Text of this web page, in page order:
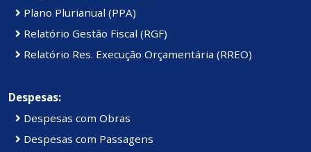
Plano Plurianual (PPA)
Relatório Gestão Fiscal (RGF)
Relatório Res. Execução Orçamentária (RREO)
Despesas:
Despesas com Obras
Despesas com Passagens